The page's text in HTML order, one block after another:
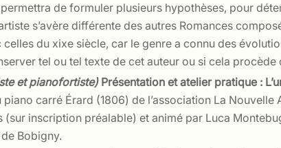
permettra de formuler plusieurs hypothèses, pour
s’avère différente des autres Romances
du xixe siècle, car le genre a connu des
tel ou tel texte de cet auteur ou si cela procède
et pianofortiste) Présentation et atelier pratique :
carré Érard (1806) de l’association La Nouvelle
(sur inscription préalable) et animé par Luca
Bobigny.